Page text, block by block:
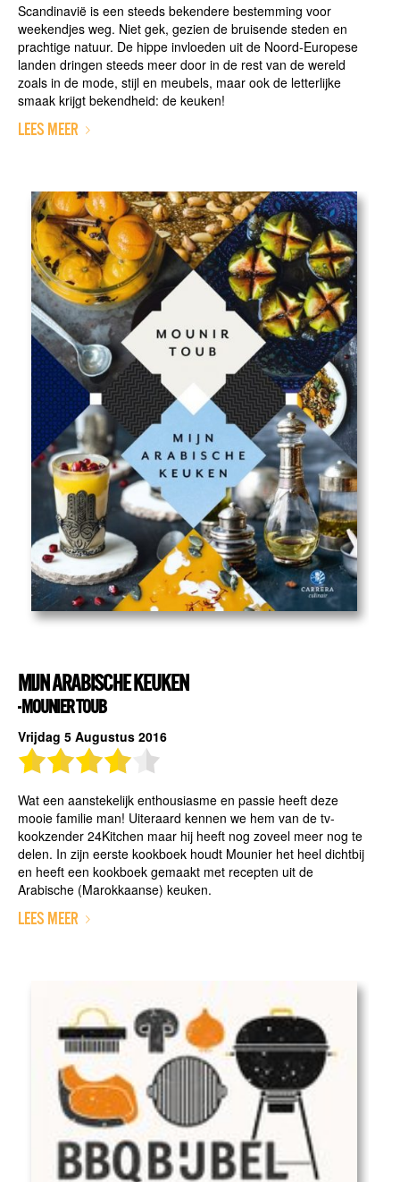
Scandinavië is een steeds bekendere bestemming voor
weekendjes weg. Niet gek, gezien de bruisende steden en
prachtige natuur. De hippe invloeden uit de Noord-Europese
landen dringen steeds meer door in de rest van de wereld
zoals in de mode, stijl en meubels, maar ook de letterlijke
smaak krijgt bekendheid: de keuken!
LEES MEER
MIJN ARABISCHE KEUKEN
- MOUNIER TOUB
Vrijdag 5 Augustus 2016
Wat een aanstekelijk enthousiasme en passie heeft deze
mooie familie man! Uiteraard kennen we hem van de tv-
kookzender 24Kitchen maar hij heeft nog zoveel meer nog te
delen. In zijn eerste kookboek houdt Mounier het heel dichtbij
en heeft een kookboek gemaakt met recepten uit de
Arabische (Marokkaanse) keuken.
LEES MEER